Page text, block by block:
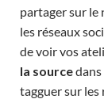
partager sur le
les réseaux
de voir vos
la sourcedans
tagguer sur les